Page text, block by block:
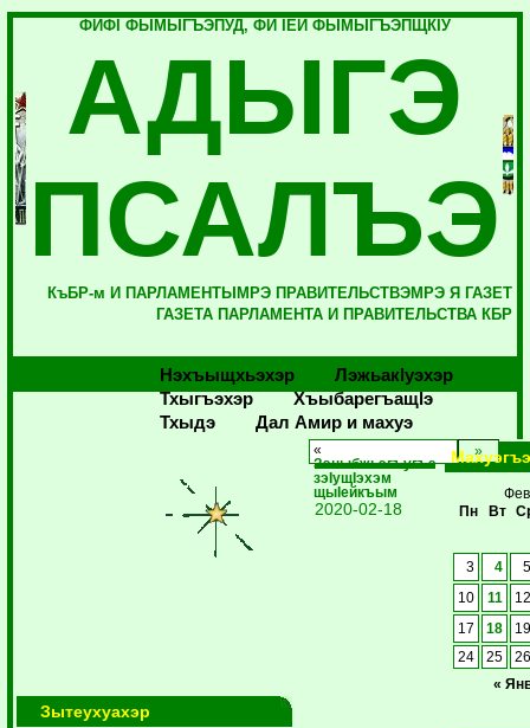
ФИФI ФЫМЫГЪЭПУД, ФИ IЕЙ ФЫМЫГЪЭПЩКIУ
АДЫГЭ
ПСАЛЪЭ
КъБР-м И ПАРЛАМЕНТЫМРЭ ПРАВИТЕЛЬСТВЭМРЭ Я ГАЗЕТ
ГАЗЕТА ПАРЛАМЕНТА И ПРАВИТЕЛЬСТВА КБР
Нэхъыщхьэхэр
Лэжьакlуэхэр
Тхыгъэхэр
Хъыбарегъащlэ
Тхыдэ
Дал Амир и махуэ
Зытеухуахэр
«
Зэныбжьэгъугъэ
зэIущIэхэм
щыIейкъым
2020-02-18
Пн
Вт
«
3 4
10 11
17 18
24
25